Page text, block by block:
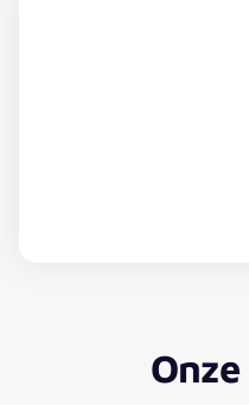
Deze inhoud wordt
Door het weergeven